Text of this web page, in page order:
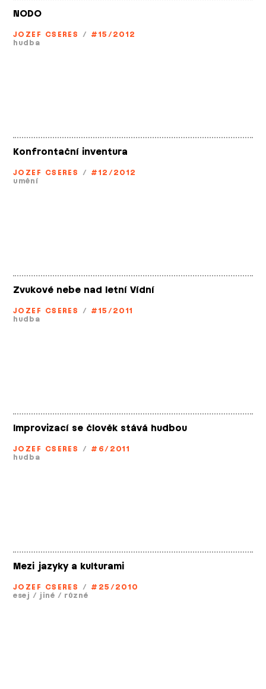
NODO
JOZEF CSERES / #15/2012
hudba
Konfrontační inventura
JOZEF CSERES / #12/2012
umění
Zvukové nebe nad letní Vídní
JOZEF CSERES / #15/2011
hudba
Improvizací se člověk stává hudbou
JOZEF CSERES / #6/2011
hudba
Mezi jazyky a kulturami
JOZEF CSERES / #25/2010
esej / jiné / různé